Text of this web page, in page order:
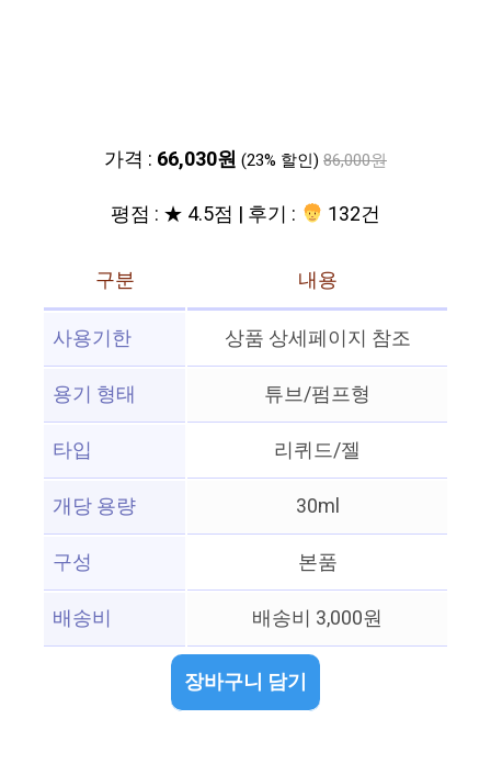
가격 : 66,030원 (23% 할인) 86,000원
평점 : ★ 4.5점 | 후기 : 132건
구분
내용
사용기한
상품 상세페이지 참조
용기 형태
튜브/펌프형
타입
리퀴드/젤
개당 용량
30ml
구성
본품
배송비
배송비 3,000원
장바구니 담기